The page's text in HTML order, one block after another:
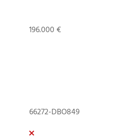
196.000 €
66272-DBO849